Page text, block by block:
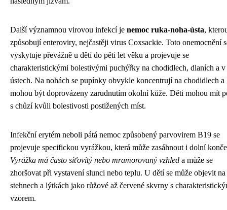
Další významnou virovou infekcí je nemoc ruka-noha-ústa,
způsobují enteroviry, nejčastěji virus Coxsackie. Toto onemocnění
vyskytuje převážně u dětí do pěti let věku a projevuje se
charakteristickými bolestivými puchýřky na chodidlech, dlaních a v
ústech. Na nohách se pupínky obvykle koncentrují na chodidlech a
mohou být doprovázeny zarudnutím okolní kůže. Děti mohou mít
s chůzí kvůli bolestivosti postižených míst.
Infekční erytém neboli pátá nemoc způsobený parvovirem B19 se
projevuje specifickou vyrážkou, která může zasáhnout i dolní
Vyrážka má často síťovitý nebo mramorovaný vzhled a může se
zhoršovat při vystavení slunci nebo teplu. U dětí se může objevit na
stehnech a lýtkách jako růžové až červené skvrny s
vzorem.